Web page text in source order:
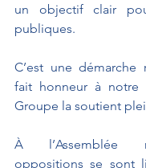
un objectif clair
publiques.
C’est une démarche
fait honneur à notre
Groupe la soutient
À l’Assemblée
oppositions se sont